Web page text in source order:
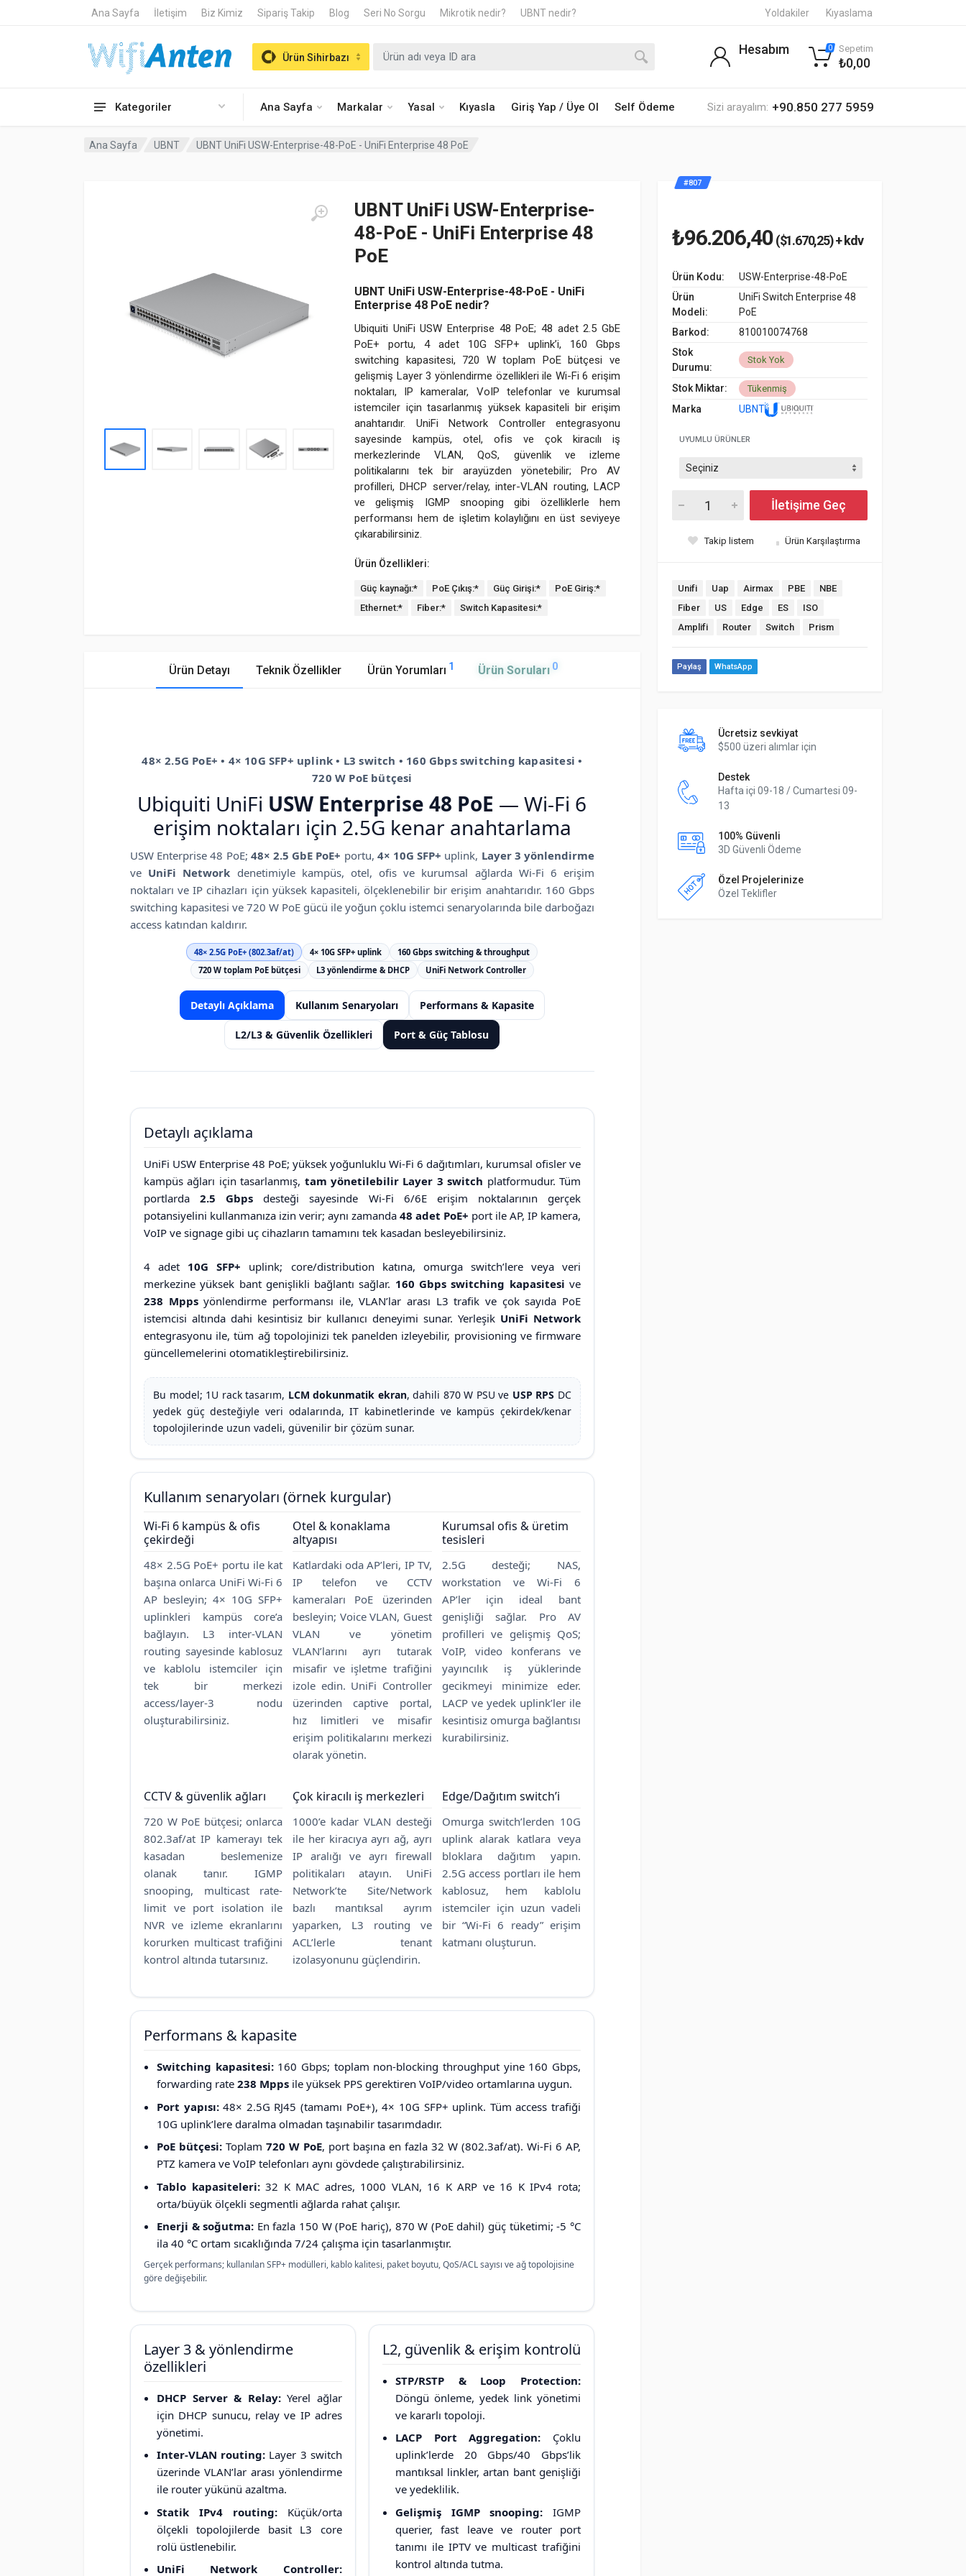
Ana Sayfa İletişim Biz Kimiz Sipariş Takip Blog Seri No Sorgu Mikrotik nedir? UBNT nedir? Yoldakiler Kıyaslama
Kategoriler Ana Sayfa Markalar Yasal Kıyasla Giriş Yap / Üye Ol Self Ödeme Sizi arayalım: +90.850 277 5959
Ürün Sihirbazı
Hesabım 0 Sepetim
₺0,00
Ana Sayfa UBNT UBNT UniFi USW-Enterprise-48-PoE - UniFi Enterprise 48 PoE
UBNT UniFi USW-Enterprise-
48-PoE - UniFi Enterprise 48
PoE
UBNT UniFi USW-Enterprise-48-PoE - UniFi
Enterprise 48 PoE nedir?
Ubiquiti UniFi USW Enterprise 48 PoE; 48 adet 2.5 GbE
PoE+ portu, 4 adet 10G SFP+ uplink’i, 160 Gbps
switching kapasitesi, 720 W toplam PoE bütçesi ve
gelişmiş Layer 3 yönlendirme özellikleri ile Wi-Fi 6 erişim
noktaları, IP kameralar, VoIP telefonlar ve kurumsal
istemciler için tasarlanmış yüksek kapasiteli bir erişim
anahtarıdır. UniFi Network Controller entegrasyonu
sayesinde kampüs, otel, ofis ve çok kiracılı iş
merkezlerinde VLAN, QoS, güvenlik ve izleme
politikalarını tek bir arayüzden yönetebilir; Pro AV
profilleri, DHCP server/relay, inter-VLAN routing, LACP
ve gelişmiş IGMP snooping gibi özelliklerle hem
performansı hem de işletim kolaylığını en üst seviyeye
çıkarabilirsiniz.
Ürün Özellikleri:
Güç kaynağı:* PoE Çıkış:* Güç Girişi:*
PoE Giriş:*
Ethernet:*
Fiber:* Switch Kapasitesi:*
#807
₺96.206,40($1.670,25) + kdv
Ürün Kodu:
USW-Enterprise-48-PoE
Ürün
Modeli:
UniFi Switch Enterprise 48
PoE
Barkod:
810010074768
Stok
Durumu:
Stok Yok
Stok Miktar: Tükenmiş
Marka UBNT
UYUMLU ÜRÜNLER
İletişime Geç
Takip listem Ürün Karşılaştırma
Unifi Uap Airmax PBE
NBE
Fiber
US Edge ES
ISO
Amplifi
Router Switch Prism
Paylaş WhatsApp
Ücretsiz sevkiyat
$500 üzeri alımlar için
Destek
Hafta içi 09-18 / Cumartesi 09-
13
100% Güvenli
3D Güvenli Ödeme
Özel Projelerinize
Özel Teklifler
Ürün Detayı Teknik Özellikler Ürün Yorumları 1 Ürün Soruları 0
48× 2.5G PoE+ • 4× 10G SFP+ uplink • L3 switch • 160 Gbps switching kapasitesi •
720 W PoE bütçesi
Ubiquiti UniFi USW Enterprise 48 PoE — Wi-Fi 6
erişim noktaları için 2.5G kenar anahtarlama
USW Enterprise 48 PoE; 48× 2.5 GbE PoE+ portu, 4× 10G SFP+ uplink, Layer 3 yönlendirme
ve UniFi Network denetimiyle kampüs, otel, ofis ve kurumsal ağlarda Wi-Fi 6 erişim
noktaları ve IP cihazları için yüksek kapasiteli, ölçeklenebilir bir erişim anahtarıdır. 160 Gbps
switching kapasitesi ve 720 W PoE gücü ile yoğun çoklu istemci senaryolarında bile darboğazı
access katından kaldırır.
48× 2.5G PoE+ (802.3af/at) 4× 10G SFP+ uplink
160 Gbps switching & throughput
720 W toplam PoE bütçesi
L3 yönlendirme & DHCP UniFi Network Controller
Detaylı Açıklama Kullanım Senaryoları Performans & Kapasite
L2/L3 & Güvenlik Özellikleri Port & Güç Tablosu
Detaylı açıklama
UniFi USW Enterprise 48 PoE; yüksek yoğunluklu Wi-Fi 6 dağıtımları, kurumsal ofisler ve
kampüs ağları için tasarlanmış, tam yönetilebilir Layer 3 switch platformudur. Tüm
portlarda2.5 Gbps desteği sayesinde Wi-Fi 6/6E erişim noktalarının gerçek
potansiyelini kullanmanıza izin verir; aynı zamanda 48 adet PoE+ port ile AP, IP kamera,
VoIP ve signage gibi uç cihazların tamamını tek kasadan besleyebilirsiniz.
4 adet 10G SFP+ uplink; core/distribution katına, omurga switch’lere veya veri
merkezine yüksek bant genişlikli bağlantı sağlar. 160 Gbps switching kapasitesi ve
238 Mppsyönlendirme performansı ile, VLAN’lar arası L3 trafik ve çok sayıda PoE
istemcisi altında dahi kesintisiz bir kullanıcı deneyimi sunar. Yerleşik UniFi Network
entegrasyonu ile, tüm ağ topolojinizi tek panelden izleyebilir, provisioning ve firmware
güncellemelerini otomatikleştirebilirsiniz.
Bu model; 1U rack tasarım, LCM dokunmatik ekran, dahili 870 W PSU ve USP RPS DC
yedek güç desteğiyle veri odalarında, IT kabinetlerinde ve kampüs çekirdek/kenar
topolojilerinde uzun vadeli, güvenilir bir çözüm sunar.
Kullanım senaryoları (örnek kurgular)
Wi-Fi 6 kampüs & ofis
çekirdeği
48× 2.5G PoE+ portu ile kat
başına onlarca UniFi Wi-Fi 6
AP besleyin; 4× 10G SFP+
uplinkleri kampüs core’a
bağlayın. L3 inter-VLAN
routing sayesinde kablosuz
ve kablolu istemciler için
tek bir merkezi
access/layer-3 nodu
oluşturabilirsiniz.
Otel & konaklama
altyapısı
Katlardaki oda AP’leri, IP TV,
IP telefon ve CCTV
kameraları PoE üzerinden
besleyin; Voice VLAN, Guest
VLAN ve yönetim
VLAN’larını ayrı tutarak
misafir ve işletme trafiğini
izole edin. UniFi Controller
üzerinden captive portal,
hız limitleri ve misafir
erişim politikalarını merkezi
olarak yönetin.
Kurumsal ofis & üretim
tesisleri
2.5G desteği; NAS,
workstation ve Wi-Fi 6
AP’ler için ideal bant
genişliği sağlar. Pro AV
profilleri ve gelişmiş QoS;
VoIP, video konferans ve
yayıncılık iş yüklerinde
gecikmeyi minimize eder.
LACP ve yedek uplink’ler ile
kesintisiz omurga bağlantısı
kurabilirsiniz.
CCTV & güvenlik ağları
720 W PoE bütçesi; onlarca
802.3af/at IP kamerayı tek
kasadan beslemenize
olanak tanır. IGMP
snooping, multicast rate-
limit ve port isolation ile
NVR ve izleme ekranlarını
korurken multicast trafiğini
kontrol altında tutarsınız.
Çok kiracılı iş merkezleri
1000’e kadar VLAN desteği
ile her kiracıya ayrı ağ, ayrı
IP aralığı ve ayrı firewall
politikaları atayın. UniFi
Network’te Site/Network
bazlı mantıksal ayrım
yaparken, L3 routing ve
ACL’lerle tenant
izolasyonunu güçlendirin.
Edge/Dağıtım switch’i
Omurga switch’lerden 10G
uplink alarak katlara veya
bloklara dağıtım yapın.
2.5G access portları ile hem
kablosuz, hem kablolu
istemciler için uzun vadeli
bir “Wi-Fi 6 ready” erişim
katmanı oluşturun.
Performans & kapasite
Switching kapasitesi:160 Gbps; toplam non-blocking throughput yine 160 Gbps,
forwarding rate 238 Mpps ile yüksek PPS gerektiren VoIP/video ortamlarına uygun.
Port yapısı:48× 2.5G RJ45 (tamamı PoE+), 4× 10G SFP+ uplink. Tüm access trafiği
10G uplink’lere daralma olmadan taşınabilir tasarımdadır.
PoE bütçesi: Toplam 720 W PoE, port başına en fazla 32 W (802.3af/at). Wi-Fi 6 AP,
PTZ kamera ve VoIP telefonları aynı gövdede çalıştırabilirsiniz.
Tablo kapasiteleri:32 K MAC adres, 1000 VLAN, 16 K ARP ve 16 K IPv4 rota;
orta/büyük ölçekli segmentli ağlarda rahat çalışır.
Enerji & soğutma: En fazla 150 W (PoE hariç), 870 W (PoE dahil) güç tüketimi; -5 °C
ila 40 °C ortam sıcaklığında 7/24 çalışma için tasarlanmıştır.
Gerçek performans; kullanılan SFP+ modülleri, kablo kalitesi, paket boyutu, QoS/ACL sayısı ve ağ topolojisine
göre değişebilir.
Layer 3 & yönlendirme
özellikleri
DHCP Server & Relay:Yerel ağlar
için DHCP sunucu, relay ve IP adres
yönetimi.
Inter-VLAN routing: Layer 3 switch
üzerinde VLAN’lar arası yönlendirme
ile router yükünü azaltma.
Statik IPv4 routing: Küçük/orta
ölçekli topolojilerde basit L3 core
rolü üstlenebilir.
UniFi Network Controller:
L2, güvenlik & erişim kontrolü
STP/RSTP & Loop Protection:
Döngü önleme, yedek link yönetimi
ve kararlı topoloji.
LACP Port Aggregation: Çoklu
uplink’lerde 20 Gbps/40 Gbps’lik
mantıksal linkler, artan bant genişliği
ve yedeklilik.
Gelişmiş IGMP snooping: IGMP
querier, fast leave ve router port
tanımı ile IPTV ve multicast trafiğini
kontrol altında tutma.